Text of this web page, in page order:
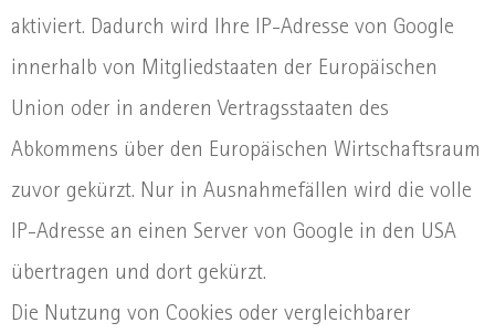
aktiviert. Dadurch wird Ihre IP-Adresse von Google
innerhalb von Mitgliedstaaten der Europäischen
Union oder in anderen Vertragsstaaten des
Abkommens über den Europäischen Wirtschaftsraum
zuvor gekürzt. Nur in Ausnahmefällen wird die volle
IP-Adresse an einen Server von Google in den USA
übertragen und dort gekürzt.
Die Nutzung von Cookies oder vergleichbarer